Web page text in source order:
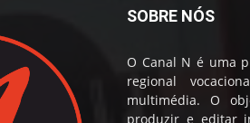
SOBRE NÓS
O Canal N é uma
regional
multimédia. O
produzir e editar